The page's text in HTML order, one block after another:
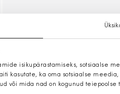
isikupärastamiseks, sotsiaalse
kasutate, ka oma sotsiaalse
või mida nad on kogunud teiepoolse